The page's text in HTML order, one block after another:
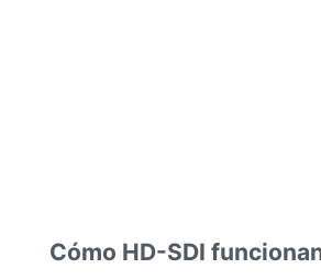
Cómo HD-SDI